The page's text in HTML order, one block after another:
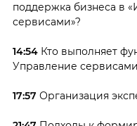
поддержка бизнеса в
сервисами»?
14:54Кто выполняет
Управление
17:57 Организация